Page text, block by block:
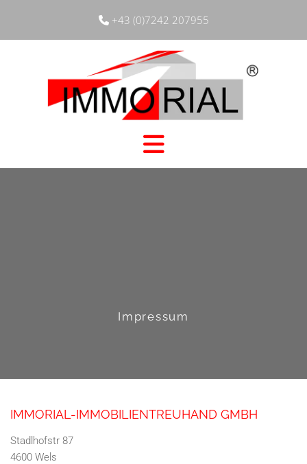
 +43 (0)7242 207955
Impressum
IMMORIAL-IMMOBILIENTREUHAND GMBH
Stadlhofstr 87
4600 Wels